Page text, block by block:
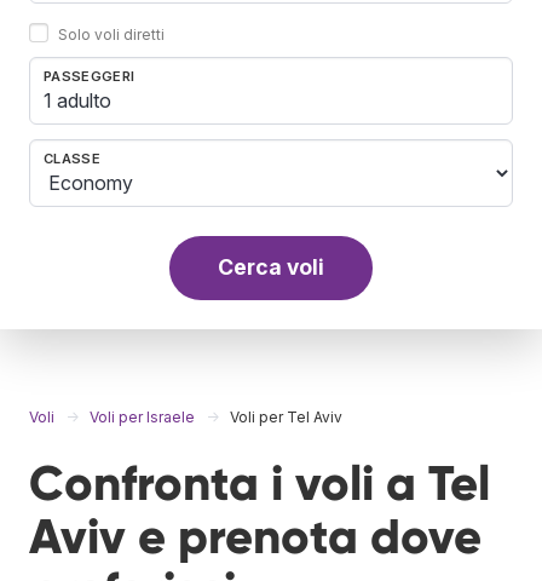
Solo voli diretti
PASSEGGERI
1 adulto
CLASSE
Cerca voli
Voli Voli per Israele Voli per Tel Aviv
Confronta i voli a Tel
Aviv e prenota dove